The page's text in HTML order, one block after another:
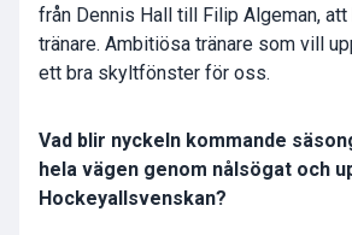
från Dennis Hall till Filip Algeman, att
tränare. Ambitiösa tränare som vill
ett bra skyltfönster för oss.
Vad blir nyckeln kommande
hela vägen genom nålsögat och
Hockeyallsvenskan?